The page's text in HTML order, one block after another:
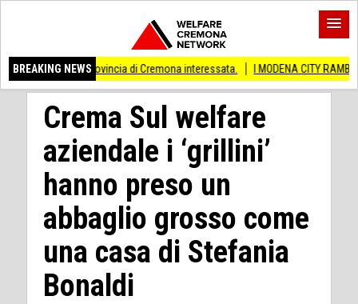
BREAKING NEWS
provincia di Cremona interessata. I MODENA CITY RAMBLERS ARRIVANO
Crema Sul welfare
aziendale i ‘grillini’
hanno preso un
abbaglio grosso come
una casa di Stefania
Bonaldi